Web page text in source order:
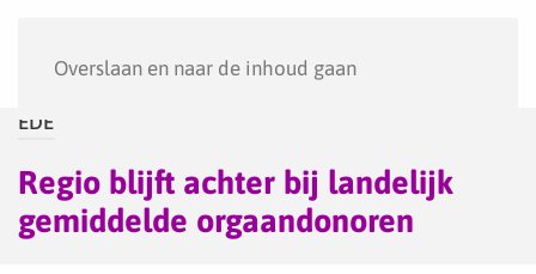
Overslaan en naar de inhoud gaan
EDE
Regio blijft achter bij landelijk
gemiddelde orgaandonoren